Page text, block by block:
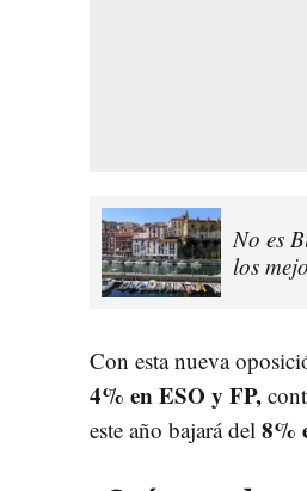
No es
los
Con esta nueva
4% en ESO y FP,
este año bajará del 8%